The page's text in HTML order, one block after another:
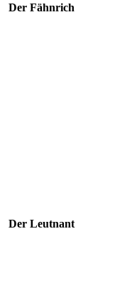
Der Fähnrich
Der Leutnant